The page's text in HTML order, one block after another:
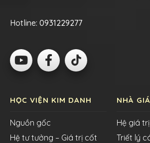
Hotline: 0931229277
HỌC VIỆN KIM DANH
Nguồn gốc
Hệ tư tưởng – Giá trị cốt
NHÀ
Hệ giá trị
Triết lý